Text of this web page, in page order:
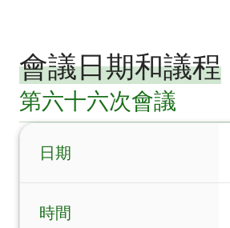
會議日期和議程
第六十六次會議
日期
時間